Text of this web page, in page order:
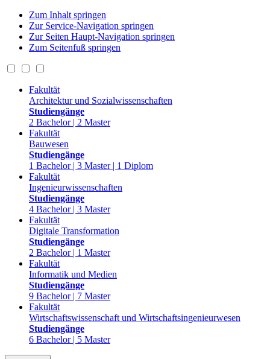
Zum Inhalt springen
Zur Service-Navigation springen
Zur Seiten Haupt-Navigation springen
Zum Seitenfuß springen
Fakultät
Architektur und Sozialwissenschaften
Studiengänge
2 Bachelor | 2 Master
Fakultät
Bauwesen
Studiengänge
1 Bachelor | 3 Master | 1 Diplom
Fakultät
Ingenieurwissenschaften
Studiengänge
4 Bachelor | 3 Master
Fakultät
Digitale Transformation
Studiengänge
2 Bachelor | 1 Master
Fakultät
Informatik und Medien
Studiengänge
9 Bachelor | 7 Master
Fakultät
Wirtschaftswissenschaft und Wirtschaftsingenieurwesen
Studiengänge
6 Bachelor | 5 Master